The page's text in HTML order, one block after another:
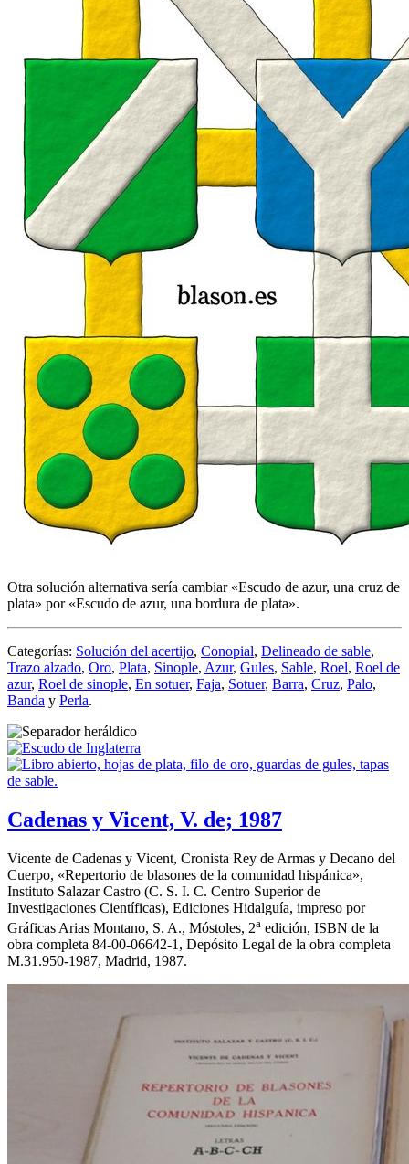
Otra solución alternativa sería cambiar «Escudo de azur, una cruz de
plata» por «Escudo de azur, una bordura de plata».
Categorías: Solución del acertijo, Conopial, Delineado de sable,
Trazo alzado, Oro, Plata, Sinople, Azur, Gules, Sable, Roel, Roel de
azur, Roel de sinople, En sotuer, Faja, Sotuer, Barra, Cruz, Palo,
Banda y Perla.
Cadenas y Vicent, V. de; 1987
Vicente de Cadenas y Vicent, Cronista Rey de Armas y Decano del
Cuerpo, «Repertorio de blasones de la comunidad hispánica»,
Instituto Salazar Castro (C. S. I. C. Centro Superior de
Investigaciones Científicas), Ediciones Hidalguía, impreso por
Gráficas Arias Montano, S. A., Móstoles, 2a edición, ISBN de la
obra completa 84-00-06642-1, Depósito Legal de la obra completa
M.31.950-1987, Madrid, 1987.